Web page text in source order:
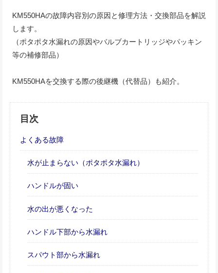
KM550HAの故障内容別の原因と修理方法・交換部品を解説
します。
（ポタポタ水漏れの原因やバルブカートリッジやパッキン
等の補修部品）
KM550HAを交換する際の後継機（代替品）も紹介。
目次
よくある故障
水が止まらない（ポタポタ水漏れ）
ハンドルが固い
水の出が悪くなった
ハンドル下部から水漏れ
スパウト部から水漏れ